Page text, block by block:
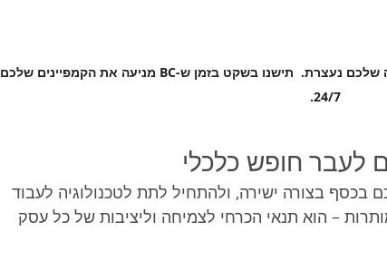
זה שסיימתם את יום העבודה לא אומר שהצמיחה שלכם נעצרת.  תישנו בשקט בזמן ש-BC מניעה את הקמפיינים שלכם
24/7.
חופש כלכלי
בכסף בצורה ישירה, ולהתחיל לתת לטכנולוגיה לעבוד
– הוא תנאי הכרחי לצמיחה וליציבות של כל עסק